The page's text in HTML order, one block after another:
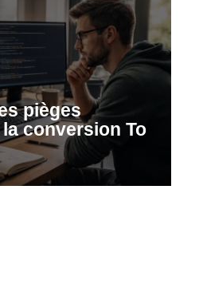
pièges
conversion To